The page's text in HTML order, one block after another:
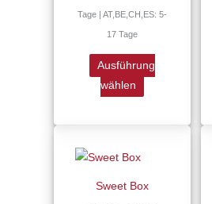
Tage | AT,BE,CH,ES: 5-
17 Tage
Ausführung
wählen
gewählt
Sweet Box
Preisspanne: